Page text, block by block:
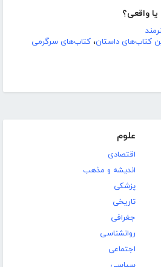
یا واقعی؟
کتاب‌های داستان، کتاب‌های سرگرمی
علوم
اقتصادی
اندیشه و مذهب
پزشکی
تاریخی
جغرافی
روانشناسی
اجتماعی